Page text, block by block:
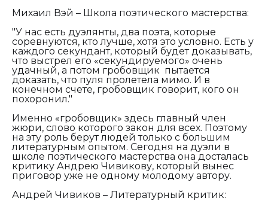
Михаил Вэй – Школа поэтического мастерства:
"У нас есть дуэлянты, два поэта, которые
соревнуются, кто лучше, хотя это условно. Есть у
каждого секундант, который будет доказывать,
что выстрел его «секундируемого» очень
удачный, а потом гробовщик пытается
доказать, что пуля пролетела мимо. И в
конечном счете, гробовщик говорит, кого он
похоронил."
Именно «гробовщик» здесь главный член
жюри, слово которого закон для всех. Поэтому
на эту роль берут людей только с большим
литературным опытом. Сегодня на дуэли в
школе поэтического мастерства она досталась
критику Андрею Чивикову, который вынес
приговор уже не одному молодому автору.
Андрей Чивиков – Литературный критик: